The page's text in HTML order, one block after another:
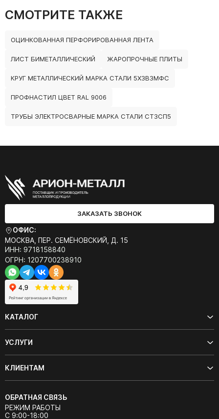
СМОТРИТЕ ТАКЖЕ
ОЦИНКОВАННАЯ ПЕРФОРИРОВАННАЯ ЛЕНТА
ЛИСТ БИМЕТАЛЛИЧЕСКИЙ ЖАРОПРОЧНЫЕ ПЛИТЫ
КРУГ МЕТАЛЛИЧЕСКИЙ МАРКА СТАЛИ 5Х3В3МФС
ПРОФНАСТИЛ ЦВЕТ RAL 9006
ТРУБЫ ЭЛЕКТРОСВАРНЫЕ МАРКА СТАЛИ СТ3СП5
ЗАКАЗАТЬ ЗВОНОК
ОФИС:
МОСКВА, ПЕР. СЕМЁНОВСКИЙ, Д. 15
ИНН: 9718158840
ОГРН: 1207700238910
КАТАЛОГ
УСЛУГИ
КЛИЕНТАМ
ОБРАТНАЯ СВЯЗЬ
РЕЖИМ РАБОТЫ
С 9:00-18:00